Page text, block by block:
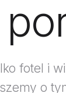
fotel i
o